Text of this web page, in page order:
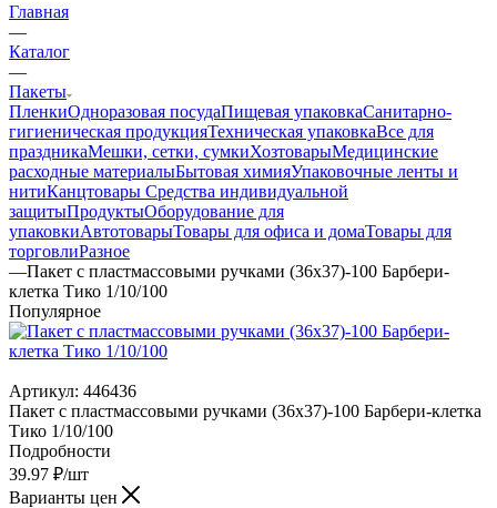
Главная
—
Каталог
—
Пакеты
ПленкиОдноразовая посудаПищевая упаковкаСанитарно-
гигиеническая продукцияТехническая упаковкаВсе для
праздникаМешки, сетки, сумкиХозтоварыМедицинские
расходные материалыБытовая химияУпаковочные ленты и
нитиКанцтовары Средства индивидуальной
защитыПродуктыОборудование для
упаковкиАвтотоварыТовары для офиса и домаТовары для
торговлиРазное
—Пакет с пластмассовыми ручками (36х37)-100 Барбери-
клетка Тико 1/10/100
Популярное
Артикул: 446436
Пакет с пластмассовыми ручками (36х37)-100 Барбери-клетка
Тико 1/10/100
Подробности
39.97 ₽/шт
Варианты цен